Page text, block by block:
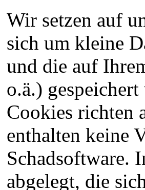
Wir setzen auf
sich um kleine
und die auf
o.ä.)
Cookies richten
enthalten keine
Schadsoftware.
abgelegt, die